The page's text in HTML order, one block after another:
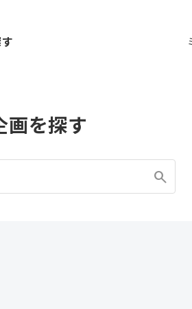
画を探す
search